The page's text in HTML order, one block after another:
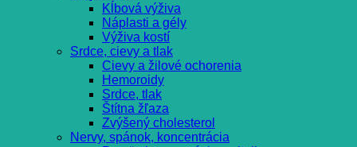
Kĺbová výživa
Náplasti a gély
Výživa kostí
Srdce, cievy a tlak
Cievy a žilové ochorenia
Hemoroidy
Srdce, tlak
Štítna žľaza
Zvýšený cholesterol
Nervy, spánok, koncentrácia